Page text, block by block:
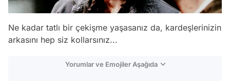
Ne kadar tatlı bir çekişme yaşasanız da, kardeşlerinizin
arkasını hep siz kollarsınız...
Yorumlar ve Emojiler Aşağıda